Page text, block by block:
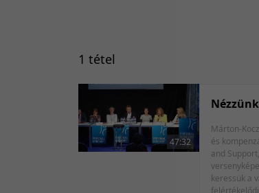
1 tétel
47:32
Márton-Koczó Ildikó,
és kompenzációs főosztály Frankó Csuba Dea, CEO, Spark Institute
and Support, EUTECUS Tokár Péter, Ügyvezető igazgató, Tesk Tanácsadó Kft.
keressük a